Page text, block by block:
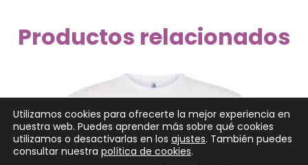
Productos relacionados
Utilizamos cookies para ofrecerte la mejor experiencia en
nuestra web. Puedes aprender más sobre qué cookies
utilizamos o desactivarlas en los ajustes. También puedes
consultar nuestra política de cookies.